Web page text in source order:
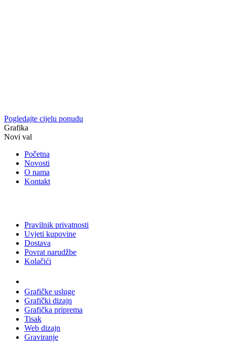
Pogledajte cijelu ponudu
Grafika
Novi val
Početna
Novosti
O nama
Kontakt
Pravilnik privatnosti
Uvjeti kupovine
Dostava
Povrat narudžbe
Kolačići
Grafičke usluge
Grafički dizajn
Grafička priprema
Tisak
Web dizajn
Graviranje